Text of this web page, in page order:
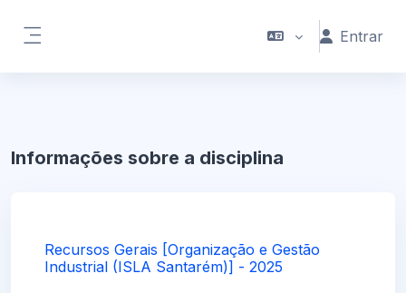
Entrar
Informações sobre a disciplina
Recursos Gerais [Organização e Gestão
Industrial (ISLA Santarém)] - 2025